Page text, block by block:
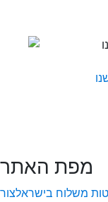
מפת האתר
משלוח בישראלצור